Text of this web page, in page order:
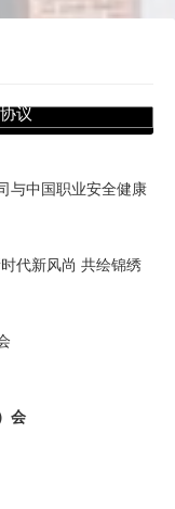
国职业安全
议
与中国职业安全健康
代新风尚 共绘锦绣
会